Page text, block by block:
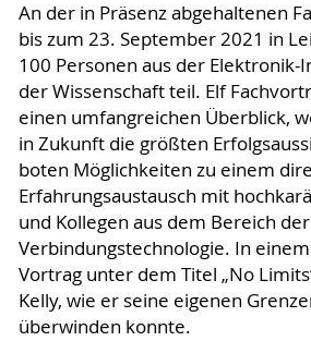
An der in Präsenz abgehaltenen
bis zum 23. September 2021 in
100 Personen aus der Elektronik-
der Wissenschaft teil. Elf
einen umfangreichen Überblick,
in Zukunft die größten
boten Möglichkeiten zu einem
Erfahrungsaustausch mit
und Kollegen aus dem Bereich
Verbindungstechnologie. In
Vortrag unter dem Titel „No
Kelly, wie er seine eigenen
überwinden konnte.